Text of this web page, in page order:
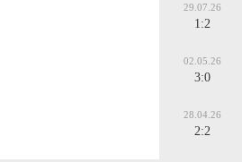
29.07.26
1:2
02.05.26
3:0
28.04.26
2:2